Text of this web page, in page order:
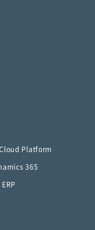
Platform
365